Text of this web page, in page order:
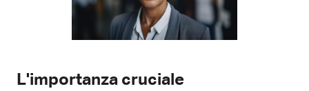
L'importanza cruciale